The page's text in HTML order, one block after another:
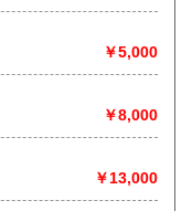
般（その他）
￥5,000
￥8,000
￥13,000